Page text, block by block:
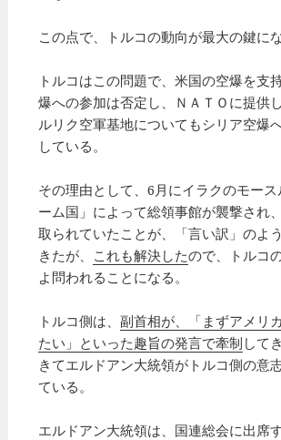
この点で、トルコの動向が最大の鍵にな
トルコはこの問題で、米国の空爆を支
爆への参加は否定し、ＮＡＴＯに提供
ルリク空軍基地についてもシリア空爆
している。
その理由として、6月にイラクのモー
ーム国」によって総領事館が襲撃され
取られていたことが、「言い訳」のよ
きたが、 これも解決したので、トルコ
よ問われることになる。
トルコ側は、副首相が、「まずアメリ
たい」といった趣旨の発言で牽制 して
きてエルドアン大統領がトルコ側の意
ている。
エルドアン大統領は、国連総会に出席